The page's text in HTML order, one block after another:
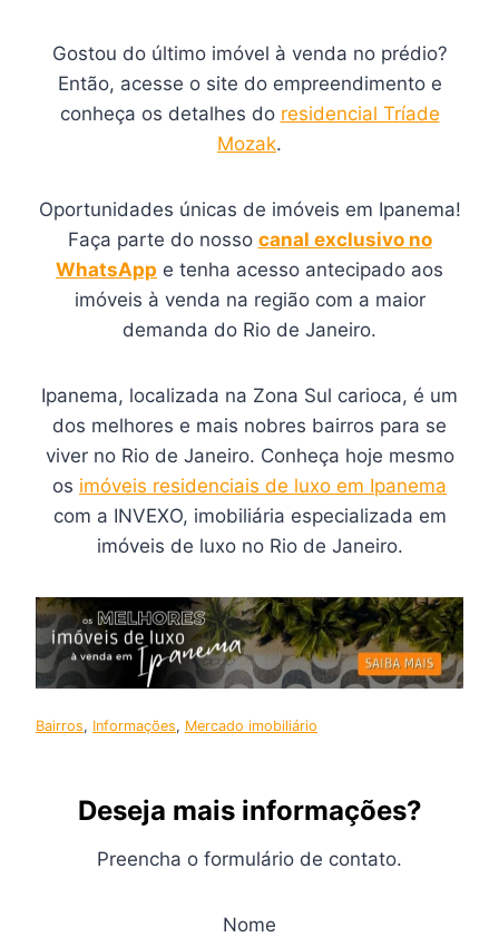
Gostou do último imóvel à venda no prédio?
Então, acesse o site do empreendimento e
conheça os detalhes do residencial Tríade
Mozak.
Oportunidades únicas de imóveis em Ipanema!
Faça parte do nosso canal exclusivo no
WhatsApp e tenha acesso antecipado aos
imóveis à venda na região com a maior
demanda do Rio de Janeiro.
Ipanema, localizada na Zona Sul carioca, é um
dos melhores e mais nobres bairros para se
viver no Rio de Janeiro. Conheça hoje mesmo
os imóveis residenciais de luxo em Ipanema
com a INVEXO, imobiliária especializada em
imóveis de luxo no Rio de Janeiro.
Bairros, Informações, Mercado imobiliário
Deseja mais informações?
Preencha o formulário de contato.
Nome